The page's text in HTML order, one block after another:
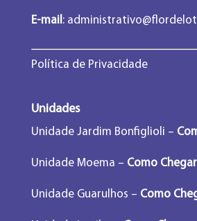
E-mail :
Política de Privacidade
Unidades
Unidade Jardim Bonfiglioli –
Unidade Moema – Como Chegar
Unidade Guarulhos – Como